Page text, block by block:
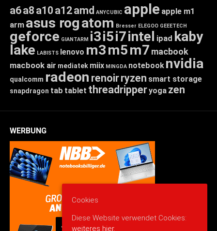
a6a8 a10 a12amd ANYCUBIC apple apple m1
arm asus rogatom Bresser ELEGOO GEEETECH
geforce GIANTARM i3i5i7intel ipad kaby
lake LABISTS lenovo m3m5m7 macbook
macbook air mediatek miix MINGDA notebook nvidia
qualcomm radeon renoirryzen smart storage
snapdragon tab tablet threadripperyoga zen
WERBUNG
Cookies
Diese Website verwendet Cookies:
weiteres hier.